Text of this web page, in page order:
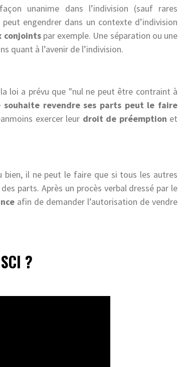
unanime dans l’indivision (sauf rares
engendrer dans un contexte d’indivision
conjointspar exemple. Une séparation ou une
quant à l’avenir de l’indivision.
loi a prévu que
nul ne peut être contraint à
souhaite revendre ses parts peut le faire
exercer leur droit de préemption et
bien, il ne peut le faire que si tous les autres
parts. Après un procès verbal dressé par le
afin de demander l’autorisation de vendre
?